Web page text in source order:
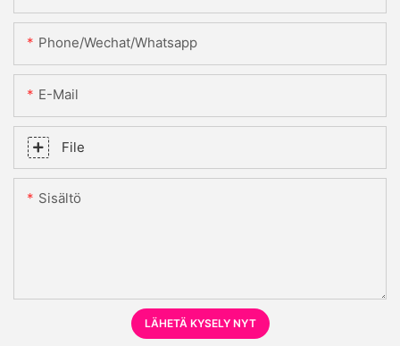
Phone/Wechat/Whatsapp
E-Mail
File
Sisältö
LÄHETÄ KYSELY NYT